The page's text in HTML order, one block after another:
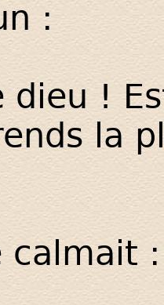
:
dieu !
la
calmait :